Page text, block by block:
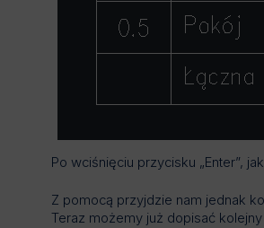
Po wciśnięciu przycisku „Enter”,
Z pomocą przyjdzie nam jednak
Teraz możemy już dopisać